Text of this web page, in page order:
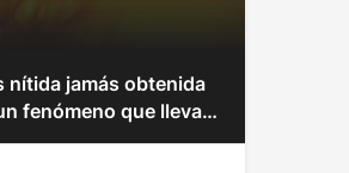
nítida jamás obtenida
fenómeno que llevaba
oculto